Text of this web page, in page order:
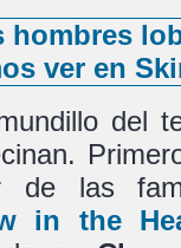
del
de las
in the